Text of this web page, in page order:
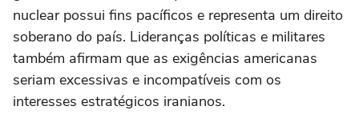
nuclear possui fins pacíficos e representa um direito
soberano do país. Lideranças políticas e militares
também afirmam que as exigências americanas
seriam excessivas e incompatíveis com os
interesses estratégicos iranianos.